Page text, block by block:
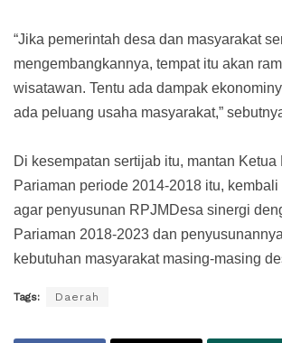
“Jika pemerintah desa dan masyarakat
mengembangkannya, tempat itu akan
wisatawan. Tentu ada dampak
ada peluang usaha masyarakat,”
Di kesempatan sertijab itu, mantan Ketua
Pariaman periode 2014-2018 itu,
agar penyusunan RPJMDesa sinergi
Pariaman 2018-2023 dan
kebutuhan masyarakat masing-masing
Tags: Daerah